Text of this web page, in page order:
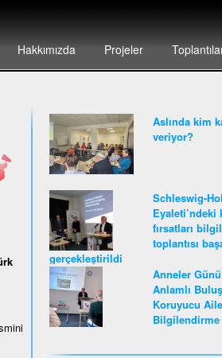
Hakkımızda Projeler
Aslında kim
veriyor?
Schleswig-
Eyaleti’ndeki
fırsatları
toplantısı
gerçekleştirildi
Anneler
Anlamlı
Koruyucu Aile
Bilgilendirme